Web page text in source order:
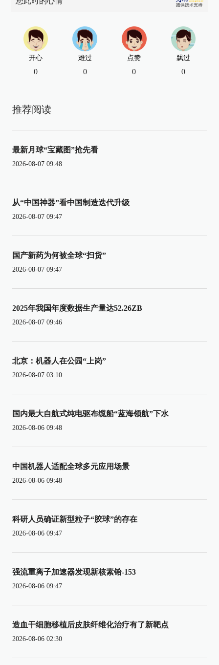
开心
0
难过
0
点赞
0
飘过
0
推荐阅读
最新月球“宝藏图”抢先看
2026-08-07 09:48
从“中国神器”看中国制造迭代升级
2026-08-07 09:47
国产新药为何被全球“扫货”
2026-08-07 09:47
2025年我国年度数据生产量达52.26ZB
2026-08-07 09:46
北京：机器人在公园“上岗”
2026-08-07 03:10
国内最大自航式纯电驱布缆船“蓝海领航”下水
2026-08-06 09:48
中国机器人适配全球多元应用场景
2026-08-06 09:48
科研人员确证新型粒子“胶球”的存在
2026-08-06 09:47
强流重离子加速器发现新核素铪-153
2026-08-06 09:47
造血干细胞移植后皮肤纤维化治疗有了新靶点
2026-08-06 02:30